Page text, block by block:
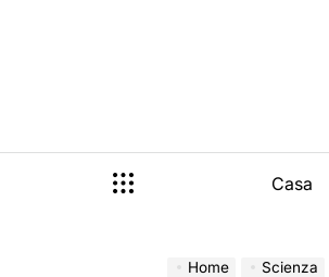
Casa
Home Scienza